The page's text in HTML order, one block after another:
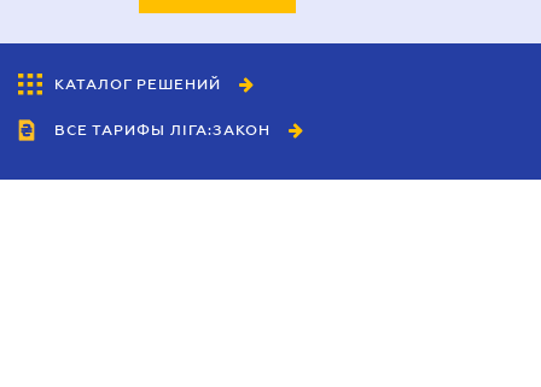
КАТАЛОГ РЕШЕНИЙ
ВСЕ ТАРИФЫ ЛІГА:ЗАКОН